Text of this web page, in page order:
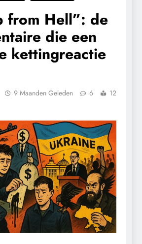
from Hell”: de
die een
kettingreactie
9 Maanden Geleden 6
12